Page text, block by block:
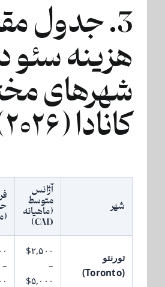
3. جدول
هزینه سئو
شهرهای
کانادا (۲۰۲۶)
شهر
آژانس
متوسط
(ماهیانه
CAD)
تورنتو
(Toronto)
$۲,۵۰۰
–
$۵,۰۰۰
–